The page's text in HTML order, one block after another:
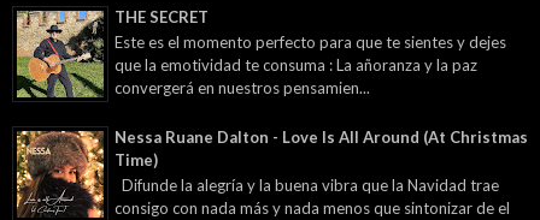
THE SECRET
Este es el momento perfecto para que te sientes y dejes
que la emotividad te consuma : La añoranza y la paz
convergerá en nuestros pensamien...
Nessa Ruane Dalton - Love Is All Around (At Christmas
Time)
Difunde la alegría y la buena vibra que la Navidad trae
consigo con nada más y nada menos que sintonizar de el